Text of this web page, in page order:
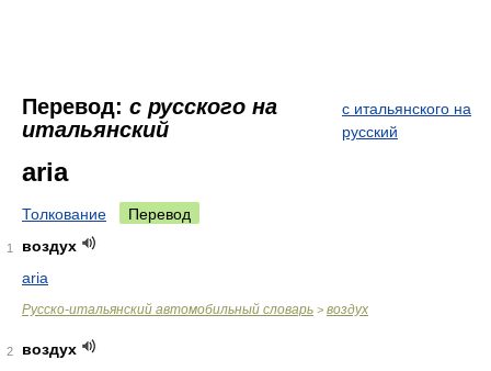
Перевод: с русского на
итальянский
с итальянского на
русский
aria
Толкование Перевод
1
воздух
aria
Русско-итальянский автомобильный словарь > воздух
2
воздух